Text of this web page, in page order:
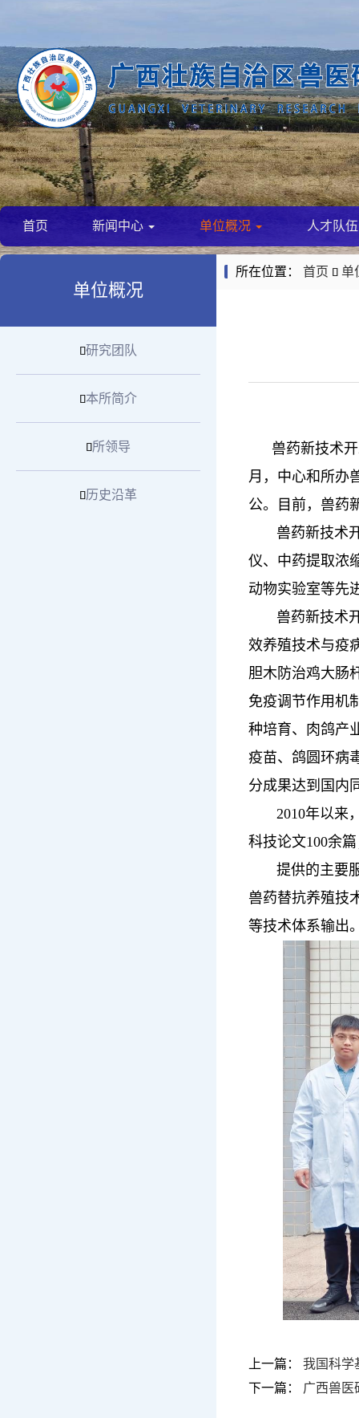
首页 新闻中心 单位概况 人才队
单位概况
研究团队
本所简介
所领导
历史沿革
所在位置： 首页  单
兽药新技术
月，中心和所办
公。目前，兽药
兽药新技术开
仪、中药提取浓
动物实验室等先
兽药新技术开
效养殖技术与疫
胆木防治鸡大肠
免疫调节作用机
种培育、肉鸽产
疫苗、鸽圆环病
分成果达到国内
2010年以来，
科技论文100余
提供的主要服
兽药替抗养殖技
等技术体系输出
上一篇： 我国科学
下一篇： 广西兽医